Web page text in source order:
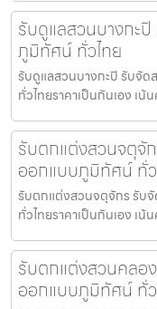
รับดูแลสวนบางกะ
ภูมิทัศน์ ทั่วไทย
รับดูแลสวนบางกะปิ รับจั
ทั่วไทยราคาเป็นกันเอง เ
รับตกแต่งสวนจตุจั
ออกแบบภูมิทัศน์ ทั่
รับตกแต่งสวนจตุจักร รับ
ทั่วไทยราคาเป็นกันเอง เ
รับตกแต่งสวนคลอ
ออกแบบภูมิทัศน์ ทั่